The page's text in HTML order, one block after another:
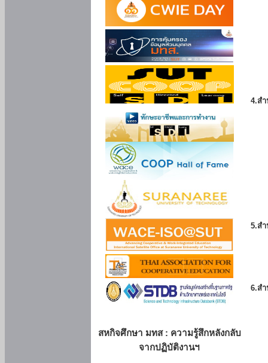
สหกิจศึกษา มทส : ความรู้สึกหลังกลับ
จากปฏิบัติงานฯ
4.ส
5.ส
6.ส